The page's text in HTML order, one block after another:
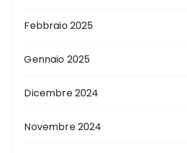
Febbraio 2025
Gennaio 2025
Dicembre 2024
Novembre 2024